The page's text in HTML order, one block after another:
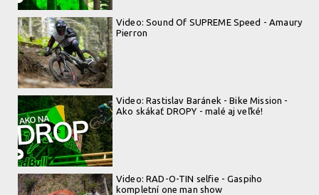
Video: Sound Of SUPREME Speed - Amaury
Pierron
Video: Rastislav Baránek - Bike Mission -
Ako skákať DROPY - malé aj veľké!
Video: RAD-O-TIN selfie - Gaspiho
kompletní one man show